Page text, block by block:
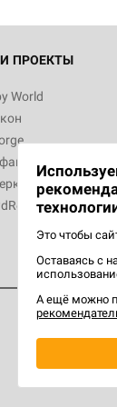
ПРОЕКТЫ
World
Это чтобы
Оставаясь с
А ещё можно